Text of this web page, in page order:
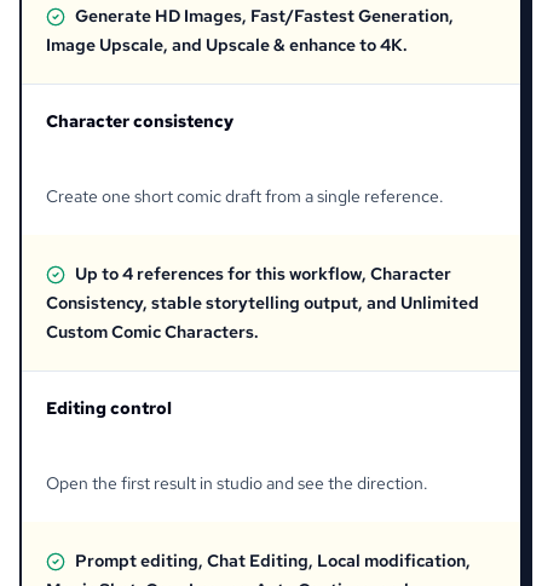
Generate HD Images, Fast/Fastest Generation,
Image Upscale, and Upscale & enhance to 4K.
Character consistency
Create one short comic draft from a single reference.
Up to 4 references for this workflow, Character
Consistency, stable storytelling output, and Unlimited
Custom Comic Characters.
Editing control
Open the first result in studio and see the direction.
Prompt editing, Chat Editing, Local modification,